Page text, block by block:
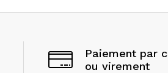
Paiement par
ou virement